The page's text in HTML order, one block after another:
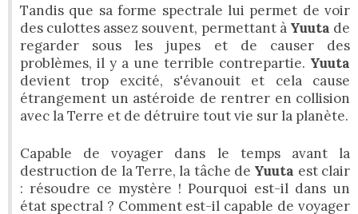
Tandis que sa forme spectrale lui permet de voir
des culottes assez souvent, permettant à Yuuta de
regarder sous les jupes et de causer des
problèmes, il y a une terrible contrepartie. Yuuta
devient trop excité, s'évanouit et cela cause
étrangement un astéroide de rentrer en collision
avec la Terre et de détruire tout vie sur la planète.
Capable de voyager dans le temps avant la
destruction de la Terre, la tâche de Yuuta est clair
: résoudre ce mystère ! Pourquoi est-il dans un
état spectral ? Comment est-il capable de voyager